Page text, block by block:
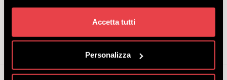
Accetta tutti
Personalizza